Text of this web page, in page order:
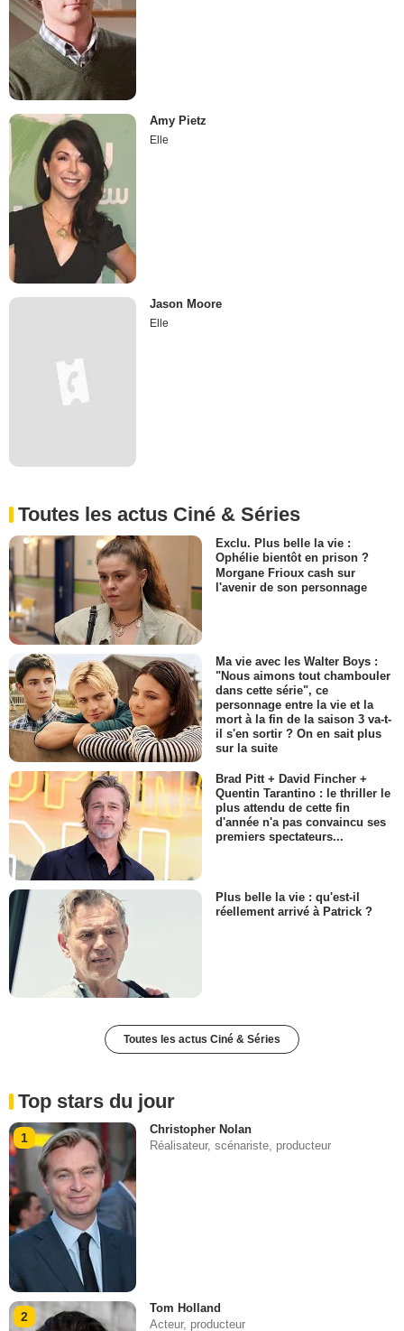
Amy Pietz
Elle
Jason Moore
Elle
Toutes les actus Ciné & Séries
Exclu. Plus belle la vie :
Ophélie bientôt en prison ?
Morgane Frioux cash sur
l'avenir de son personnage
Ma vie avec les Walter Boys :
"Nous aimons tout chambouler
dans cette série", ce
personnage entre la vie et la
mort à la fin de la saison 3 va-t-
il s'en sortir ? On en sait plus
sur la suite
Brad Pitt + David Fincher +
Quentin Tarantino : le thriller le
plus attendu de cette fin
d'année n'a pas convaincu ses
premiers spectateurs...
Plus belle la vie : qu'est-il
réellement arrivé à Patrick ?
Toutes les actus Ciné & Séries
Top stars du jour
1
Christopher Nolan
Réalisateur, scénariste, producteur
2
Tom Holland
Acteur, producteur